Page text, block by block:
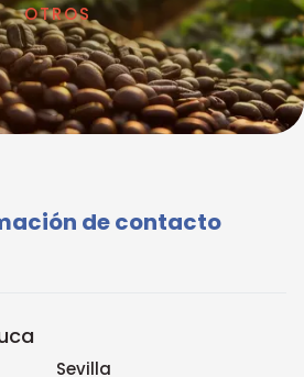
OTROS
de contacto
Sevilla